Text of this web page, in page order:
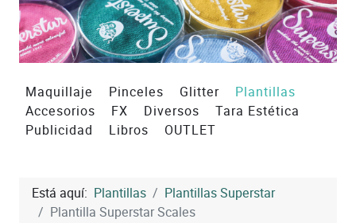
Maquillaje Pinceles Glitter
Plantillas
Accesorios
FX Diversos
Tara Estética
Publicidad
Libros OUTLET
Está aquí: Plantillas
Plantillas Superstar
Plantilla Superstar Scales